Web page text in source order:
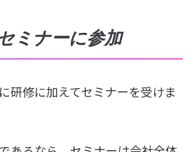
ミナーに参加
研修に加えてセミナーを受けま